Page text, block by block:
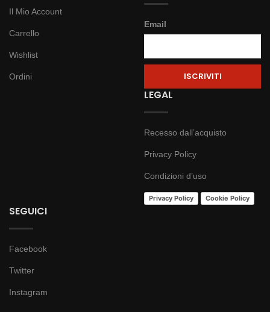
Il Mio Account
Carrello
Wishlist
Ordini
Email
LEGAL
Recesso dall’acquisto
Privacy Policy
Condizioni d’uso
Privacy Policy Cookie Policy
SEGUICI
Facebook
Twitter
Instagram